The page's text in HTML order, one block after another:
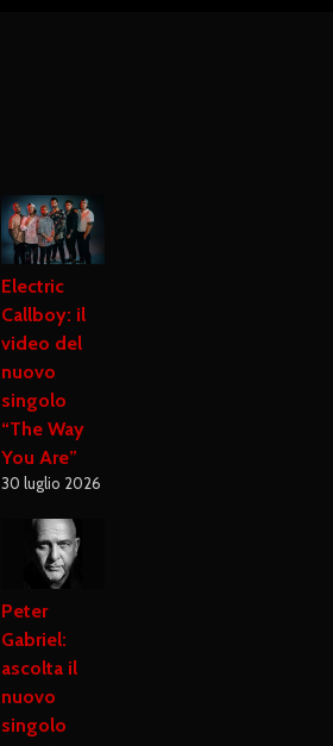
Electric
Callboy: il
video del
nuovo
singolo
“The Way
You Are”
30 luglio 2026
Peter
Gabriel:
ascolta il
nuovo
singolo